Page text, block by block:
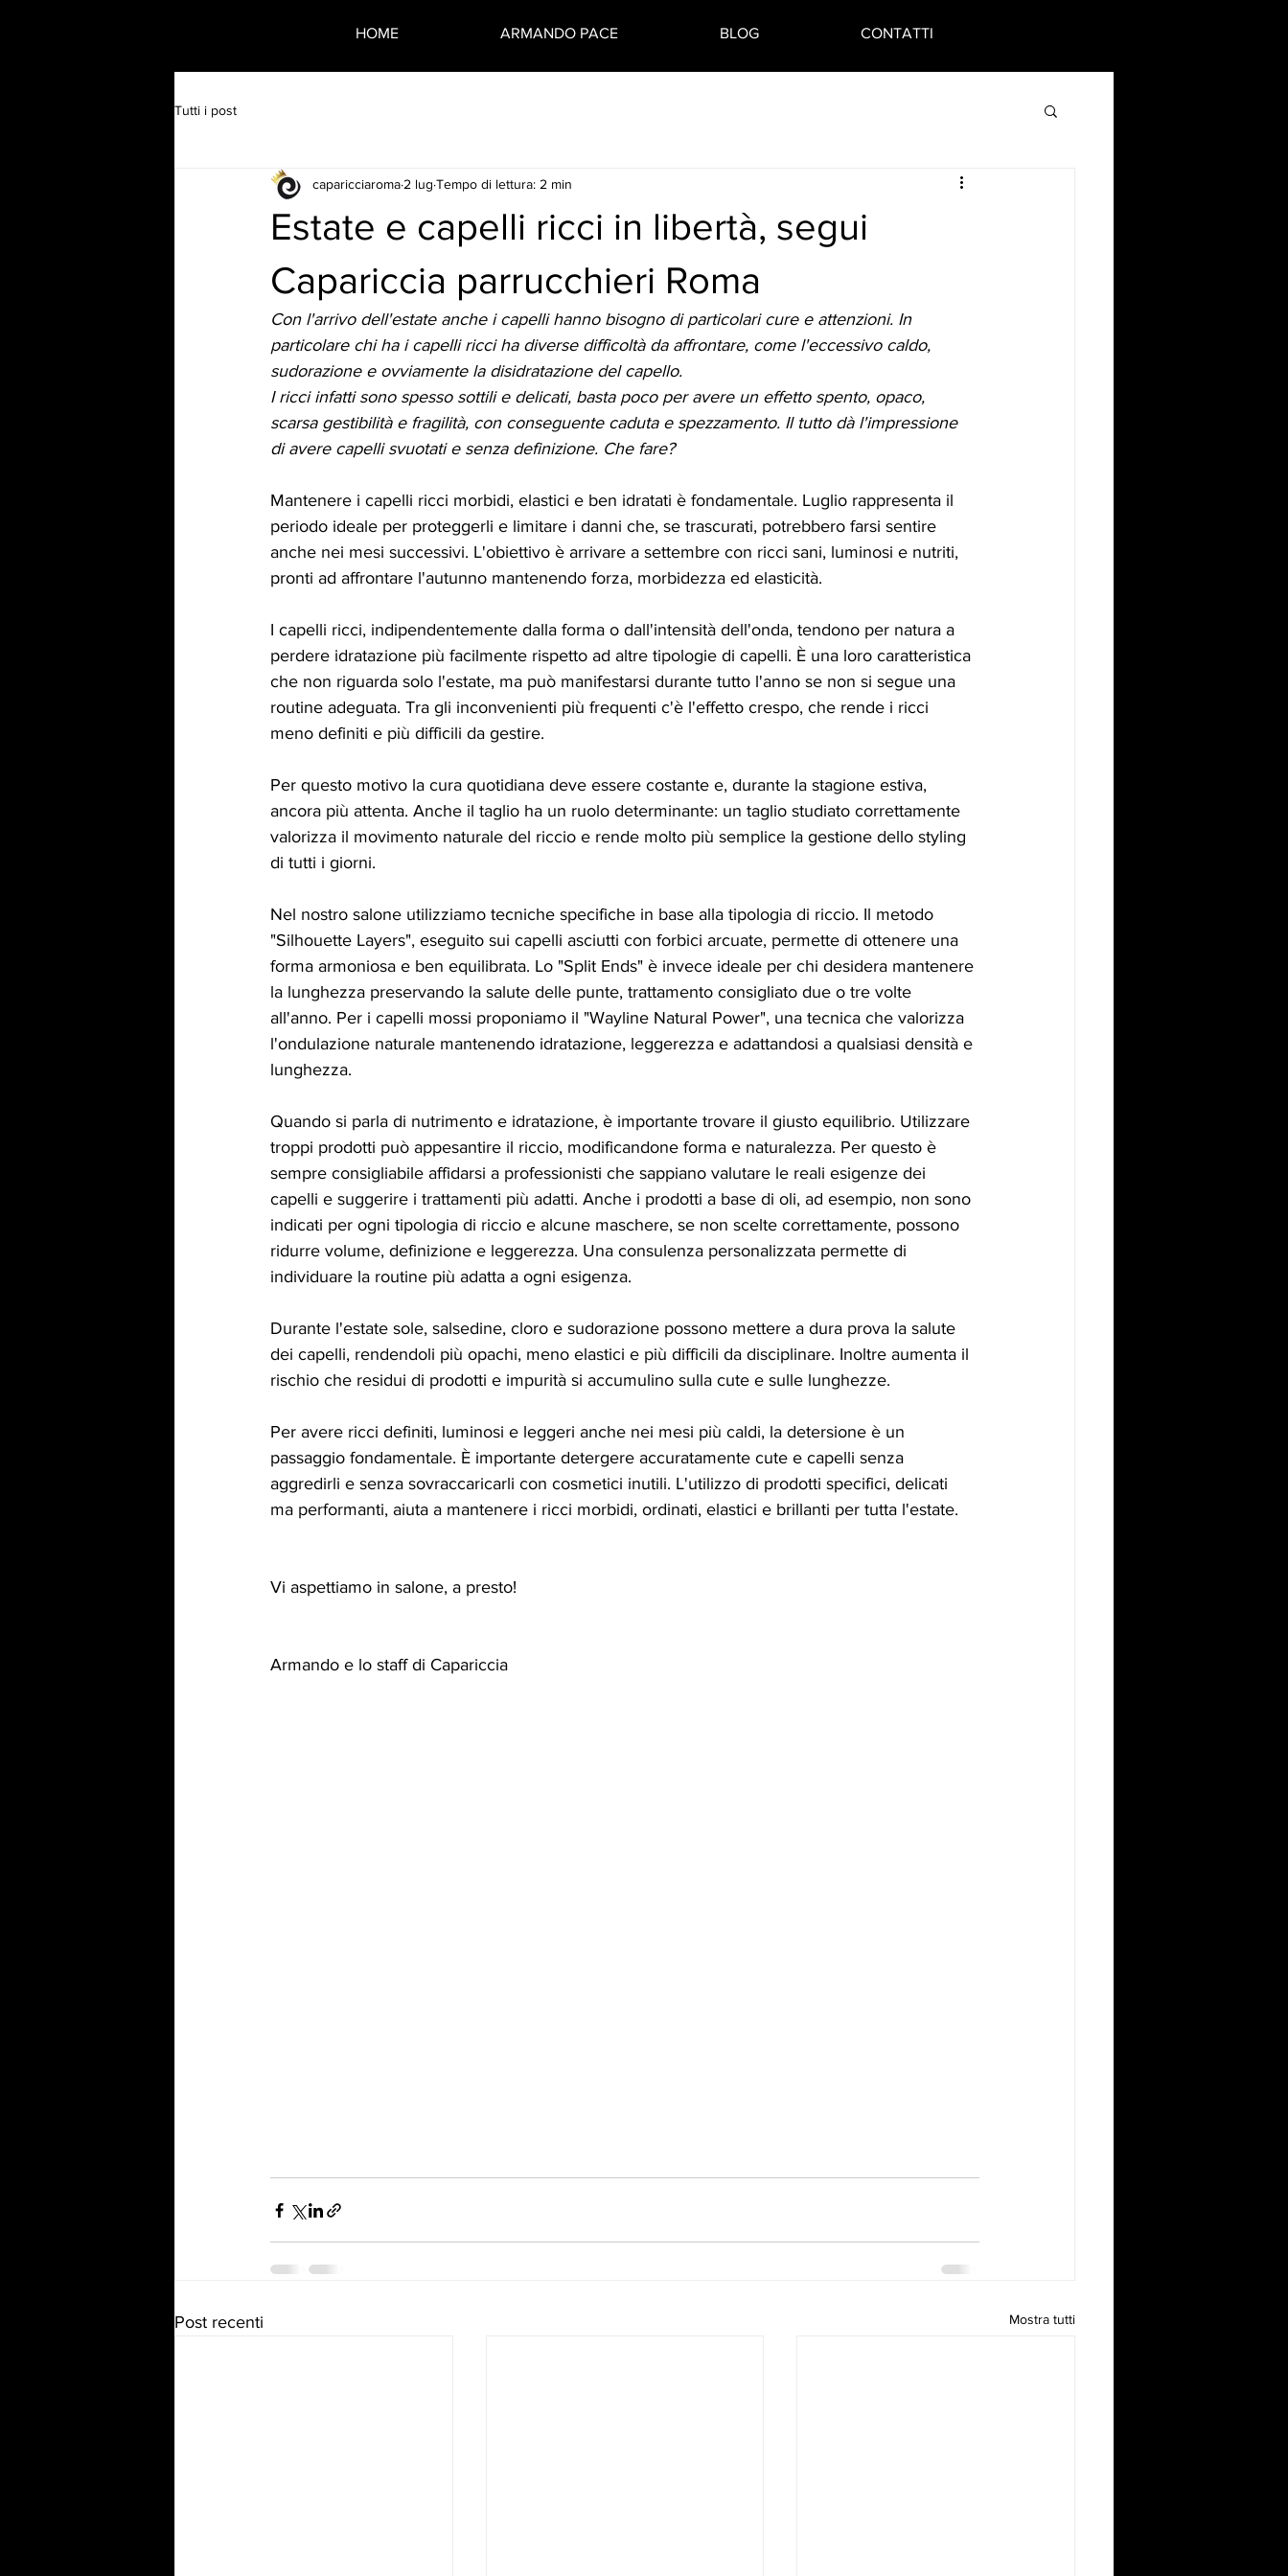
HOME ARMANDO PACE BLOG CONTATTI
Tutti i post
Estate e capelli ricci in libertà, segui
Capariccia parrucchieri Roma
caparicciaroma 2 lug Tempo di lettura: 2 min
Con l'arrivo dell'estate anche i capelli hanno bisogno di particolari cure e attenzioni. In
particolare chi ha i capelli ricci ha diverse difficoltà da affrontare, come l'eccessivo caldo,
sudorazione e ovviamente la disidratazione del capello.
I ricci infatti sono spesso sottili e delicati, basta poco per avere un effetto spento, opaco,
scarsa gestibilità e fragilità, con conseguente caduta e spezzamento. Il tutto dà l'impressione
di avere capelli svuotati e senza definizione. Che fare?
Mantenere i capelli ricci morbidi, elastici e ben idratati è fondamentale. Luglio rappresenta il
periodo ideale per proteggerli e limitare i danni che, se trascurati, potrebbero farsi sentire
anche nei mesi successivi. L'obiettivo è arrivare a settembre con ricci sani, luminosi e nutriti,
pronti ad affrontare l'autunno mantenendo forza, morbidezza ed elasticità.
I capelli ricci, indipendentemente dalla forma o dall'intensità dell'onda, tendono per natura a
perdere idratazione più facilmente rispetto ad altre tipologie di capelli. È una loro caratteristica
che non riguarda solo l'estate, ma può manifestarsi durante tutto l'anno se non si segue una
routine adeguata. Tra gli inconvenienti più frequenti c'è l'effetto crespo, che rende i ricci
meno definiti e più difficili da gestire.
Per questo motivo la cura quotidiana deve essere costante e, durante la stagione estiva,
ancora più attenta. Anche il taglio ha un ruolo determinante: un taglio studiato correttamente
valorizza il movimento naturale del riccio e rende molto più semplice la gestione dello styling
di tutti i giorni.
Nel nostro salone utilizziamo tecniche specifiche in base alla tipologia di riccio. Il metodo
"Silhouette Layers", eseguito sui capelli asciutti con forbici arcuate, permette di ottenere una
forma armoniosa e ben equilibrata. Lo "Split Ends" è invece ideale per chi desidera mantenere
la lunghezza preservando la salute delle punte, trattamento consigliato due o tre volte
all'anno. Per i capelli mossi proponiamo il "Wayline Natural Power", una tecnica che valorizza
l'ondulazione naturale mantenendo idratazione, leggerezza e adattandosi a qualsiasi densità e
lunghezza.
Quando si parla di nutrimento e idratazione, è importante trovare il giusto equilibrio. Utilizzare
troppi prodotti può appesantire il riccio, modificandone forma e naturalezza. Per questo è
sempre consigliabile affidarsi a professionisti che sappiano valutare le reali esigenze dei
capelli e suggerire i trattamenti più adatti. Anche i prodotti a base di oli, ad esempio, non sono
indicati per ogni tipologia di riccio e alcune maschere, se non scelte correttamente, possono
ridurre volume, definizione e leggerezza. Una consulenza personalizzata permette di
individuare la routine più adatta a ogni esigenza.
Durante l'estate sole, salsedine, cloro e sudorazione possono mettere a dura prova la salute
dei capelli, rendendoli più opachi, meno elastici e più difficili da disciplinare. Inoltre aumenta il
rischio che residui di prodotti e impurità si accumulino sulla cute e sulle lunghezze.
Per avere ricci definiti, luminosi e leggeri anche nei mesi più caldi, la detersione è un
passaggio fondamentale. È importante detergere accuratamente cute e capelli senza
aggredirli e senza sovraccaricarli con cosmetici inutili. L'utilizzo di prodotti specifici, delicati
ma performanti, aiuta a mantenere i ricci morbidi, ordinati, elastici e brillanti per tutta l'estate.
Vi aspettiamo in salone, a presto!
Armando e lo staff di Capariccia
Post recenti Mostra tutti